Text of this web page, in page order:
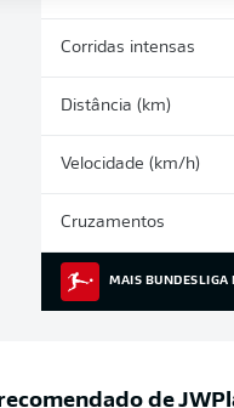
Corridas intensas
Distância (km)
Velocidade (km/h)
Cruzamentos
MAIS BUNDESLIGA
de